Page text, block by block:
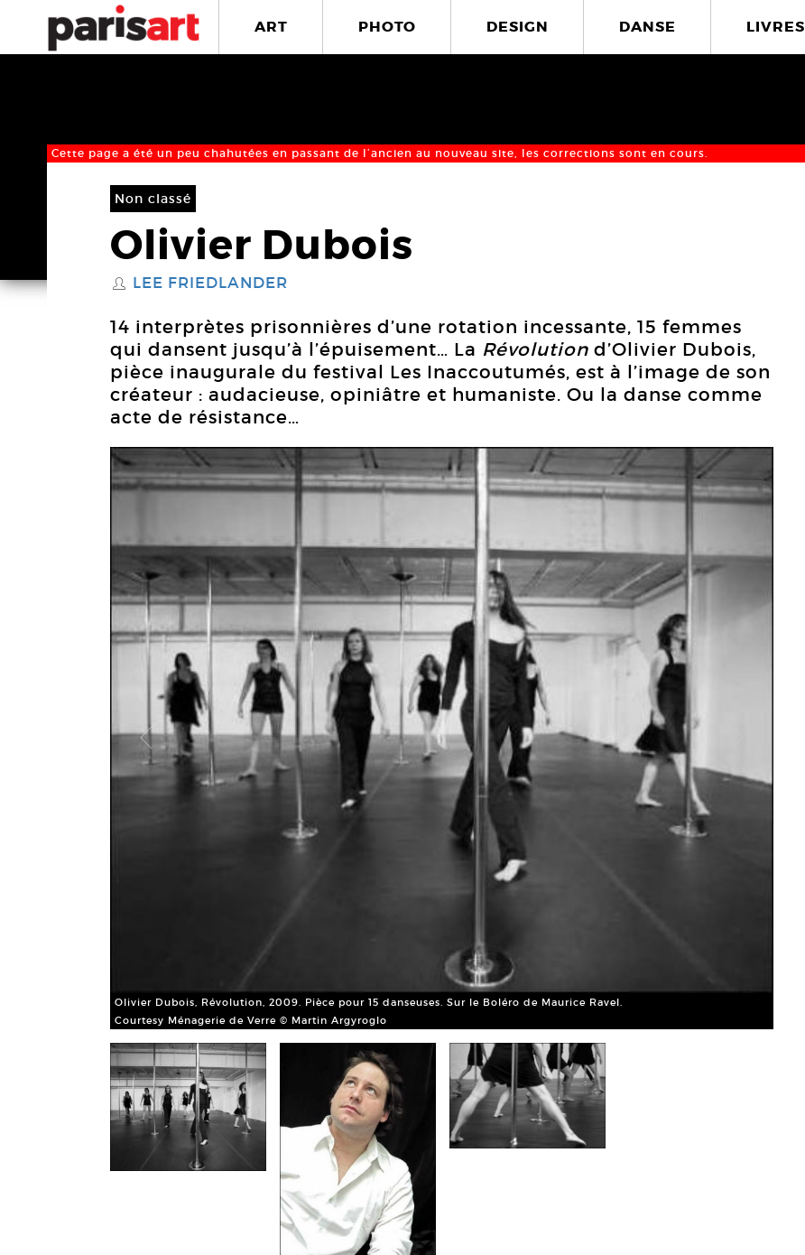
ART PHOTO DESIGN DANSE LIVRES
Cette page a été un peu chahutées en passant de l’ancien au nouveau site, les corrections sont en cours.
Non classé
Olivier Dubois
S LEE FRIEDLANDER
14 interprètes prisonnières d’une rotation incessante, 15 femmes
qui dansent jusqu’à l’épuisement… La Révolution d’Olivier Dubois,
pièce inaugurale du festival Les Inaccoutumés, est à l’image de son
créateur : audacieuse, opiniâtre et humaniste. Ou la danse comme
acte de résistance…
Olivier Dubois, Révolution, 2009. Pièce pour 15 danseuses. Sur le Boléro de Maurice Ravel.
Courtesy Ménagerie de Verre © Martin Argyroglo